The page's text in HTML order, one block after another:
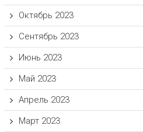
Октябрь 2023
Сентябрь 2023
Июнь 2023
Май 2023
Апрель 2023
Март 2023